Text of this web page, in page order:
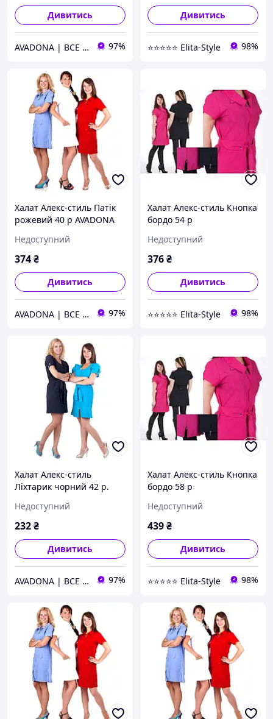
Дивитись
AVADONA | ВСЕ ДЛЯ КРАСИ 97%
Дивитись
⭐⭐⭐⭐⭐ Elita-Style 98%
Халат Алекс-стиль Патік
рожевий 40 р AVADONA
Недоступний
374₴
Дивитись
AVADONA | ВСЕ ДЛЯ КРАСИ 97%
Халат Алекс-стиль Кнопка
бордо 54 р
Недоступний
376₴
Дивитись
⭐⭐⭐⭐⭐ Elita-Style 98%
Халат Алекс-стиль
Ліхтарик чорний 42 р.
Недоступний
232₴
Дивитись
AVADONA | ВСЕ ДЛЯ КРАСИ 97%
Халат Алекс-стиль Кнопка
бордо 58 р
Недоступний
439₴
Дивитись
⭐⭐⭐⭐⭐ Elita-Style 98%